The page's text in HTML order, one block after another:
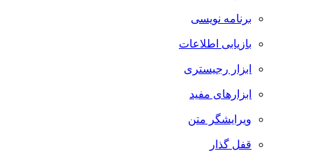
برنامه نویسی
بازیابی اطلاعات
ابزار رجیستری
ابزارهای مفید
ویرایشگر متن
قفل گذار